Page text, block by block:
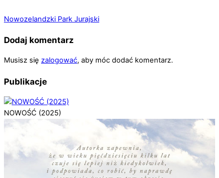
Nowozelandzki Park Jurajski
Dodaj komentarz
Musisz się zalogować, aby móc dodać komentarz.
Publikacje
NOWOŚĆ (2025)